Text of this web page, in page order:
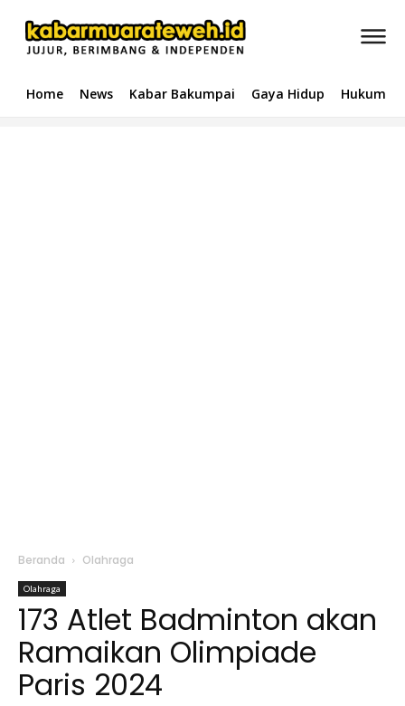
Home News Kabar Bakumpai Gaya Hidup Hukum &
Beranda Olahraga
Olahraga
173 Atlet Badminton akan
Ramaikan Olimpiade
Paris 2024